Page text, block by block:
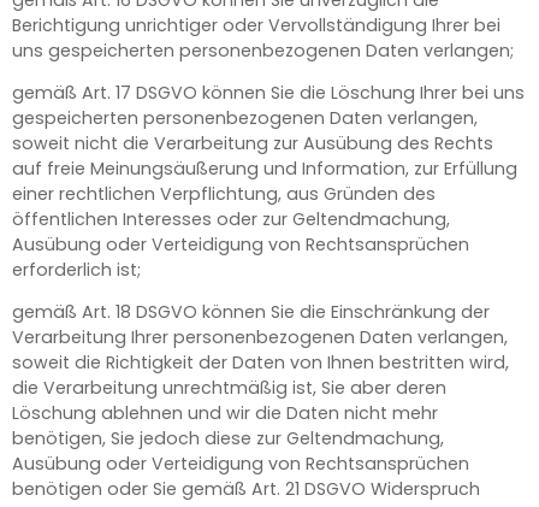
Berichtigung unrichtiger oder Vervollständigung Ihrer bei
uns gespeicherten personenbezogenen Daten verlangen;
gemäß Art. 17 DSGVO können Sie die Löschung Ihrer bei uns
gespeicherten personenbezogenen Daten verlangen,
soweit nicht die Verarbeitung zur Ausübung des Rechts
auf freie Meinungsäußerung und Information, zur Erfüllung
einer rechtlichen Verpflichtung, aus Gründen des
öffentlichen Interesses oder zur Geltendmachung,
Ausübung oder Verteidigung von Rechtsansprüchen
erforderlich ist;
gemäß Art. 18 DSGVO können Sie die Einschränkung der
Verarbeitung Ihrer personenbezogenen Daten verlangen,
soweit die Richtigkeit der Daten von Ihnen bestritten wird,
die Verarbeitung unrechtmäßig ist, Sie aber deren
Löschung ablehnen und wir die Daten nicht mehr
benötigen, Sie jedoch diese zur Geltendmachung,
Ausübung oder Verteidigung von Rechtsansprüchen
benötigen oder Sie gemäß Art. 21 DSGVO Widerspruch